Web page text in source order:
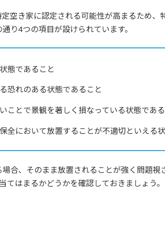
空き家に認定される可能性が高まるため
り4つの項目が設けられています。
態であること
恐れのある状態であること
ことで景観を著しく損なっている状態であ
全において放置することが不適切といえる
場合、そのまま放置されることが強く問題
てはまるかどうかを確認しておきましょう。